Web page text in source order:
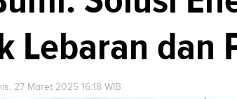
Lebaran dan
27 Maret 2025 16:18 WIB